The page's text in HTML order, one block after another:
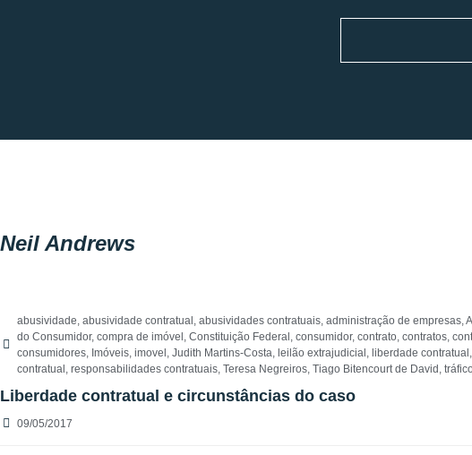
Neil Andrews
abusividade, abusividade contratual , abusividades contratuais, administração de empresas,
do Consumidor, compra de imóvel , Constituição Federal , consumidor, contrato, contratos,
consumidores, Imóveis, imovel , Judith Martins-Costa, leilão extrajudicial , liberdade contratual ,
contratual , responsabilidades contratuais, Teresa Negreiros, Tiago Bitencourt de David ,
Liberdade contratual e circunstâncias do caso
09/05/2017